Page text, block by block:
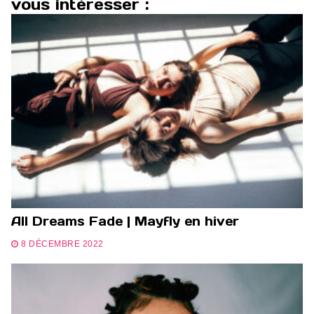
vous intéresser :
All Dreams Fade | Mayfly en hiver
8 DÉCEMBRE 2022